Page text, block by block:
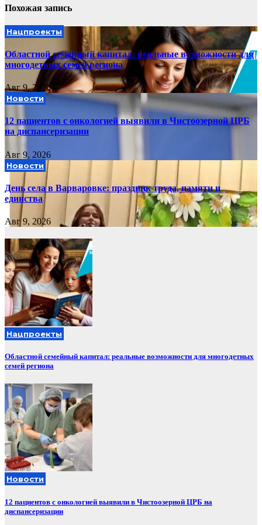
Похожая запись
Нацпроекты
Областной семейный капитал: реальные возможности для
многодетных семей региона
Авг 9, 2026
Новости
12 пациентов с онкологией выявили в Чистоозерной ЦРБ
на диспансеризации
Авг 9, 2026
Новости
День села в Варваровке: праздник труда, памяти и
единства
Авг 9, 2026
Нацпроекты
Областной семейный капитал: реальные возможности для многодетных
семей региона
Новости
12 пациентов с онкологией выявили в Чистоозерной ЦРБ на
диспансеризации